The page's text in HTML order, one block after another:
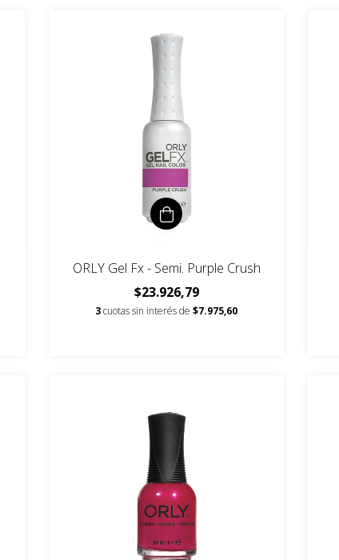
ORLY Gel Fx - Semi. Purple Crush
$23.926,79
3cuotas sin interés de$7.975,60